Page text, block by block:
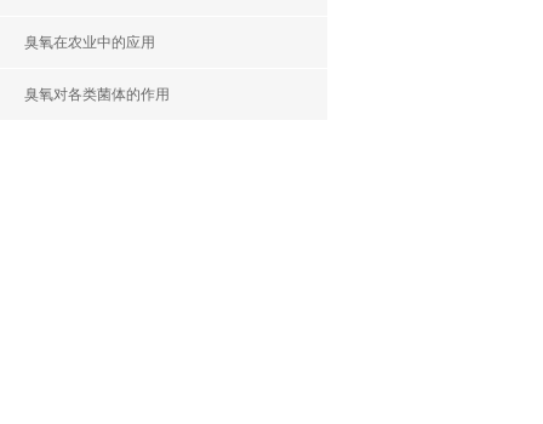
臭氧在农业中的应用
臭氧对各类菌体的作用